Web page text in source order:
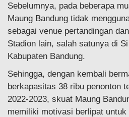
Sebelumnya, pada beberapa
Maung Bandung tidak
sebagai venue pertandingan
Stadion lain, salah satunya di
Kabupaten Bandung.
Sehingga, dengan kembali
berkapasitas 38 ribu penonton
2022-2023, skuat Maung
memiliki motivasi berlipat untuk